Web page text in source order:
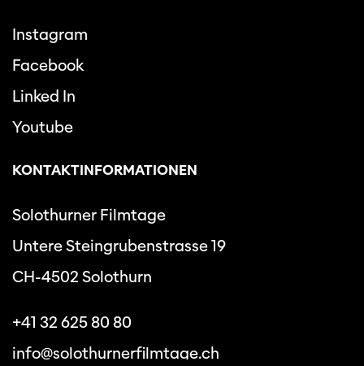
Instagram
Facebook
Linked In
Youtube
KONTAKTINFORMATIONEN
Solothurner Filmtage
Untere Steingrubenstrasse 19
CH-4502 Solothurn
+41 32 625 80 80
info@solothurnerfilmtage.ch